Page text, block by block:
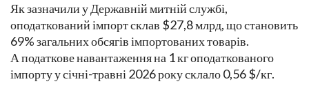
Як зазначили у Державній митній службі,
оподаткований імпорт склав $27,8 млрд, що становить
69% загальних обсягів імпортованих товарів.
А податкове навантаження на 1 кг оподаткованого
імпорту у січні-травні 2026 року склало 0,56 $/кг.